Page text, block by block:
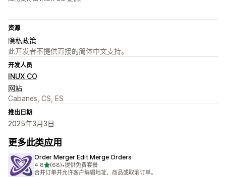
资源
隐私政策
此开发者不提供直接的简体中文支持。
开发人员
INUX CO
网站
Cabanes, CS, ES
推出日期
2025年3月3日
更多此类应用
Order Merger Edit Merge Orders
4.8星（满分 5 星）
(68)
总共 68 条评论
•提供免费套餐
合并订单并允许客户编辑地址、商品或取消订单。